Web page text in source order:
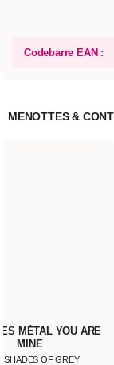
Codebarre EAN :
MENOTTES &